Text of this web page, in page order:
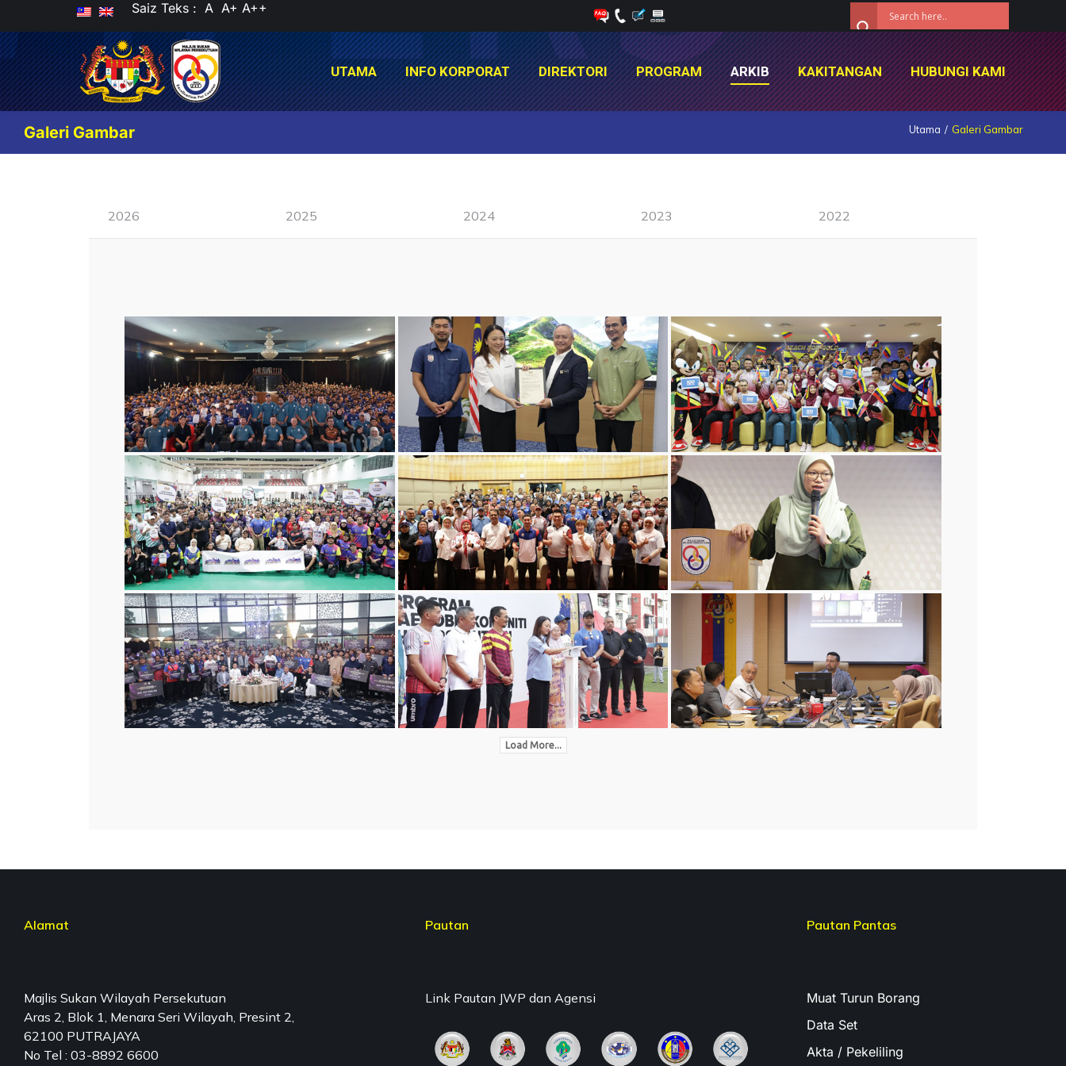
Saiz Teks : A A+ A++
UTAMA INFO KORPORAT DIREKTORI PROGRAM ARKIB KAKITANGAN HUBUNGI KAMI
Galeri Gambar Utama Galeri Gambar
2026 2025 2024 2023 2022
Load More...
Alamat
Majlis Sukan Wilayah Persekutuan
Aras 2, Blok 1, Menara Seri Wilayah, Presint 2,
62100 PUTRAJAYA
No Tel : 03-8892 6600
Pautan
Link Pautan JWP dan Agensi
Pautan Pantas
Muat Turun Borang
Data Set
Akta / Pekeliling
UTAMA INFO KORPORAT DIREKTORI PROGRAM ARKIB KAKITANGAN HUBUNGI KAMI